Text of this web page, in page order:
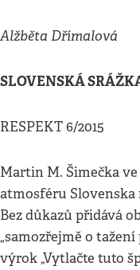
Alžběta Dřímalová
SLOVENSKÁ
RESPEKT 6/2015
Martin M. Šimečka
atmosféru Slovenska
Bez důkazů přidává
„samozřejmě o
výrok „Vytlačte tuto